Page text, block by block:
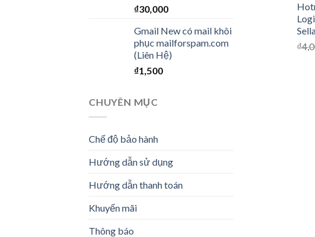
₫30,000
Gmail New có mail khôi
phục mailforspam.com
(Liên Hệ)
₫1,500
₫
CHUYÊN MỤC
Chế độ bảo hành
Hướng dẫn sử dụng
Hướng dẫn thanh toán
Khuyến mãi
Thông báo